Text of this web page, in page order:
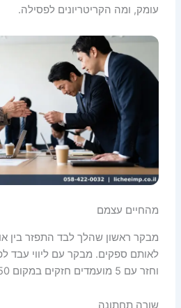
עומק, ומה הקריטריונים לפסילה.
מהחיים עצמם
מבקר ראשון שהלך לבד התפזר בין
לאותם ספקים. מבקר עם ליווי עבד
וחזר עם 5 מועמדים חזקים במקום 50 כרטיסים אקראיים.
שורה תחתונה